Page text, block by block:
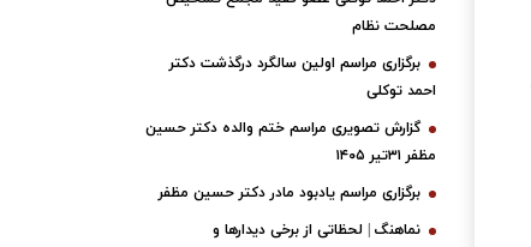
مصلحت نظام
برگزاری مراسم اولین سالگرد درگذشت دکتر
احمد توکلی
گزارش تصویری مراسم ختم والده دکتر حسین
مظفر ۳۱تیر ۱۴۰۵
برگزاری مراسم یادبود مادر دکتر حسین مظفر
نماهنگ | لحظاتی از برخی دیدارها و